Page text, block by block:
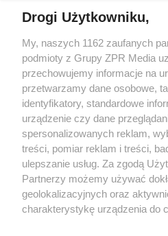
Żaden utwór zamieszczony w serwisie
rozpowszechniany lub dalej
tym także elektroniczny lub
eksploatacji w jakiejkolwiek formie,
Internecie bez pisemnej zgody
wykorzystanie utworów w całości lub w
tzn. bez właściwej zgody, jest
ścigane prawnie.
Drogi Użytkowniku,
My, naszych 1162 zaufanych
podmioty z Grupy ZPR Media
przechowujemy informacje na
przetwarzamy dane osobowe,
identyfikatory, standardowe
urządzenie czy dane
spersonalizowanych reklam,
treści, pomiar reklam i treści,
ulepszanie usług. Za zgodą
Partnerzy możemy używać
geolokalizacyjnych oraz
charakterystykę urządzenia do